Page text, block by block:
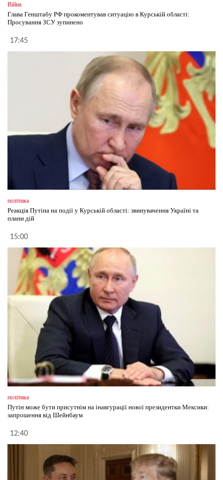
Війна
Глава Генштабу РФ прокоментував ситуацію в Курській області:
Просування ЗСУ зупинено
17:45
політика
Реакція Путіна на події у Курській області: звинувачення Україні та
плани дій
15:00
політика
Путін може бути присутнім на інавгурації нової президентки Мексики:
запрошення від Шейнбаум
12:40